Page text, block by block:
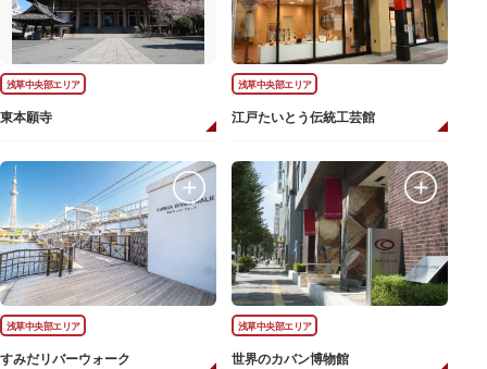
浅草中央部エリア
東本願寺
浅草中央部エリア
江戸たいとう伝統工芸館
浅草中央部エリア
すみだリバーウォーク
浅草中央部エリア
世界のカバン博物館